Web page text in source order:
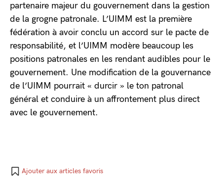
partenaire majeur du gouvernement dans la gestion
de la grogne patronale. L’UIMM est la première
fédération à avoir conclu un accord sur le pacte de
responsabilité, et l’UIMM modère beaucoup les
positions patronales en les rendant audibles pour le
gouvernement. Une modification de la gouvernance
de l’UIMM pourrait « durcir » le ton patronal
général et conduire à un affrontement plus direct
avec le gouvernement.
Ajouter aux articles favoris